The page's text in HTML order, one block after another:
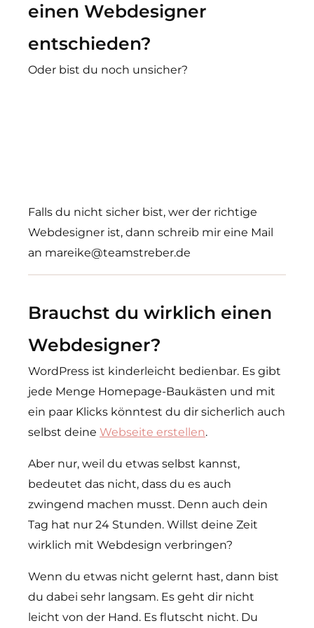
einen Webdesigner
entschieden?
Oder bist du noch unsicher?
Falls du nicht sicher bist, wer der richtige
Webdesigner ist, dann schreib mir eine Mail
an mareike@teamstreber.de
Brauchst du wirklich einen
Webdesigner?
WordPress ist kinderleicht bedienbar. Es gibt
jede Menge Homepage-Baukästen und mit
ein paar Klicks könntest du dir sicherlich auch
selbst deine Webseite erstellen.
Aber nur, weil du etwas selbst kannst,
bedeutet das nicht, dass du es auch
zwingend machen musst. Denn auch dein
Tag hat nur 24 Stunden. Willst deine Zeit
wirklich mit Webdesign verbringen?
Wenn du etwas nicht gelernt hast, dann bist
du dabei sehr langsam. Es geht dir nicht
leicht von der Hand. Es flutscht nicht. Du